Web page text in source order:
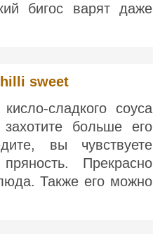
бигос варят даже
sweet
сладкого соуса
больше его
вы чувствуете
Прекрасно
Также его можно